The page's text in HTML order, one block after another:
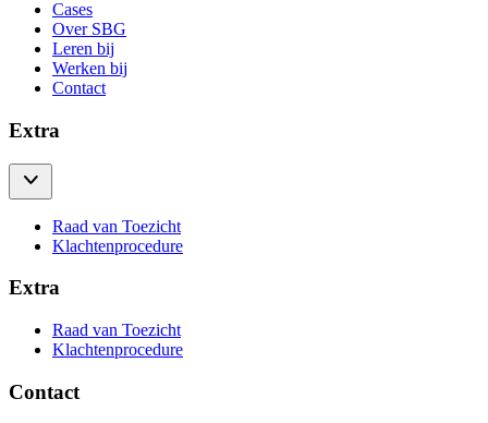
Cases
Over SBG
Leren bij
Werken bij
Contact
Extra
Raad van Toezicht
Klachtenprocedure
Extra
Raad van Toezicht
Klachtenprocedure
Contact